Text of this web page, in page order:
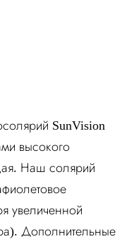
SunVision
высокого
Наш солярий
увеличенной
Дополнительные